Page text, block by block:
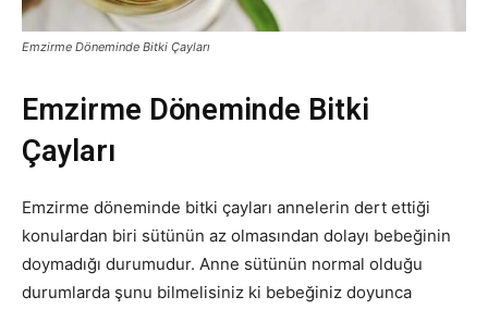
Emzirme Döneminde Bitki Çayları
Emzirme Döneminde Bitki
Çayları
Emzirme döneminde bitki çayları annelerin dert ettiği
konulardan biri sütünün az olmasından dolayı bebeğinin
doymadığı durumudur. Anne sütünün normal olduğu
durumlarda şunu bilmelisiniz ki bebeğiniz doyunca